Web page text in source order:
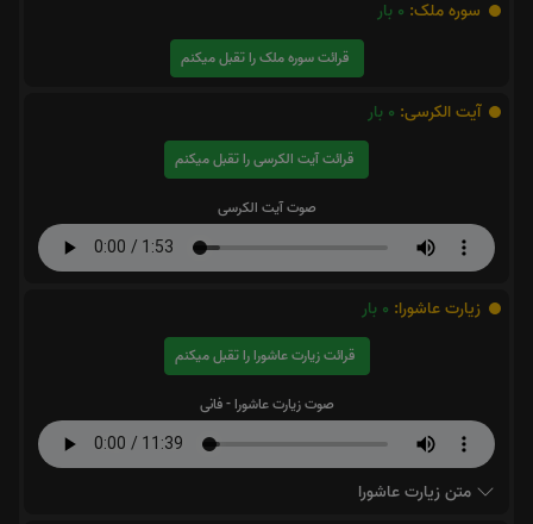
سوره ملک: 0 بار
قرائت سوره ملک را تقبل میکنم
آیت الکرسی: 0 بار
قرائت آیت الکرسی را تقبل میکنم
صوت آیت الکرسی
زیارت عاشورا: 0 بار
قرائت زیارت عاشورا را تقبل میکنم
صوت زیارت عاشورا - فانی
متن زیارت عاشورا